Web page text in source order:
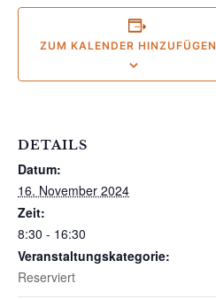
ZUM KALENDER HINZUFÜGEN
DETAILS
Datum:
16. November 2024
Zeit:
8:30 - 16:30
Veranstaltungskategorie:
Reserviert